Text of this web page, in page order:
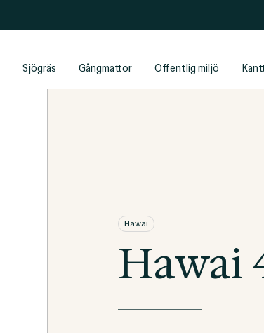
Sjögräs Gångmattor Offentlig miljö
Hawai
Hawai